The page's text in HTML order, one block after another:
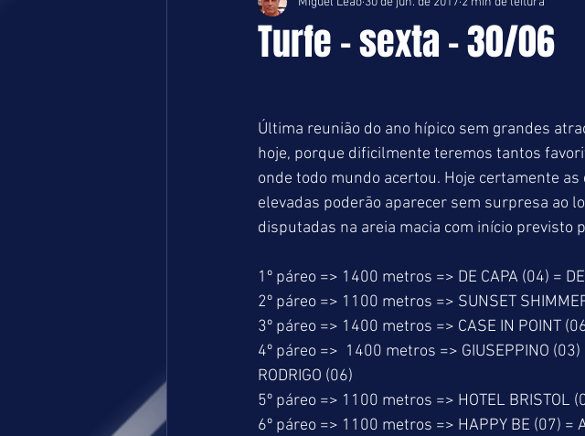
Turfe - sexta - 30/06
Última reunião do ano hípico sem grandes
hoje, porque dificilmente teremos tantos
onde todo mundo acertou. Hoje certamente
elevadas poderão aparecer sem surpresa ao
disputadas na areia macia com início previsto
1º páreo => 1400 metros => DE CAPA (04) =
2º páreo => 1100 metros => SUNSET
3º páreo => 1400 metros => CASE IN POINT
4º páreo =>  1400 metros => GIUSEPPINO (03)
RODRIGO (06)
5º páreo => 1100 metros => HOTEL BRISTOL
6º páreo => 1100 metros => HAPPY BE (07) =